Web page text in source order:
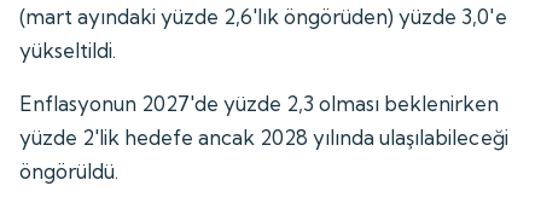
(mart ayındaki yüzde 2,6'lık öngörüden) yüzde 3,0'e
yükseltildi.
Enflasyonun 2027'de yüzde 2,3 olması beklenirken
yüzde 2'lik hedefe ancak 2028 yılında ulaşılabileceği
öngörüldü.